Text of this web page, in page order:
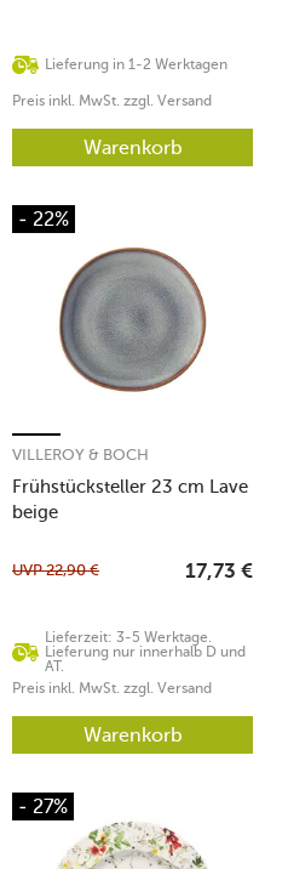
Lieferung in 1-2 Werktagen
Preis inkl. MwSt. zzgl. Versand
Warenkorb
- 22%
Frühstücksteller 23 cm Lave
beige
VILLEROY & BOCH
Lieferzeit: 3-5 Werktage.
Lieferung nur innerhalb D und
AT.
UVP22,90 € 17,73 €
Preis inkl. MwSt. zzgl. Versand
Warenkorb
- 27%